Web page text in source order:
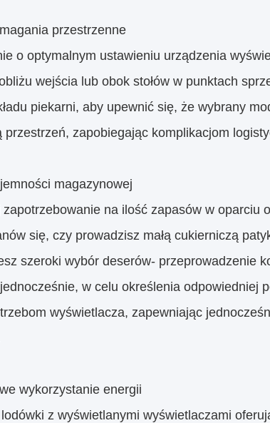
przestrzenne
o optymalnym ustawieniu urządzenia
wejścia lub obok stołów w punktach
piekarni, aby upewnić się, że wybrany
przestrzeń, zapobiegając komplikacjom
magazynowej
na ilość zapasów w oparciu
się, czy prowadzisz małą cukierniczą
szeroki wybór deserów- przeprowadzenie
w celu określenia odpowiedniej
wyświetlacza, zapewniając
wykorzystanie energii
z wyświetlanymi wyświetlaczami